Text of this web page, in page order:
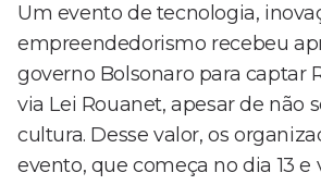
Um evento de tecnologia,
empreendedorismo recebeu
governo Bolsonaro para captar
via Lei Rouanet, apesar de não
cultura. Desse valor, os
evento, que começa no dia 13 e